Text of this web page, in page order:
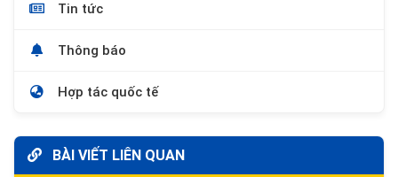
Tin tức
Thông báo
Hợp tác quốc tế
BÀI VIẾT LIÊN QUAN